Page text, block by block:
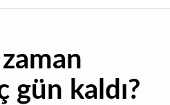
gün kaldı?